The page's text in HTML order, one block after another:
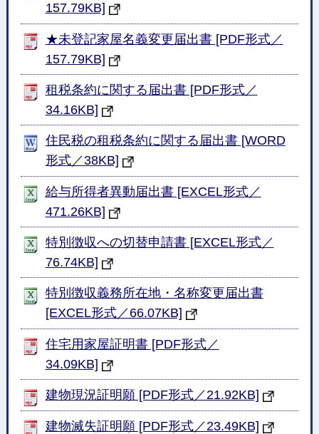
157.79KB]
★未登記家屋名義変更届出書 [PDF形式／
157.79KB]
租税条約に関する届出書 [PDF形式／
34.16KB]
住民税の租税条約に関する届出書 [WORD
形式／38KB]
給与所得者異動届出書 [EXCEL形式／
471.26KB]
特別徴収への切替申請書 [EXCEL形式／
76.74KB]
特別徴収義務所在地・名称変更届出書
[EXCEL形式／66.07KB]
住宅用家屋証明書 [PDF形式／
34.09KB]
建物現況証明願 [PDF形式／21.92KB]
建物滅失証明願 [PDF形式／23.49KB]